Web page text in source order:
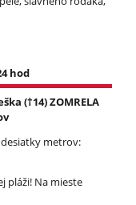
hod
(†14) ZOMRELA
desiatky metrov:
pláži! Na mieste